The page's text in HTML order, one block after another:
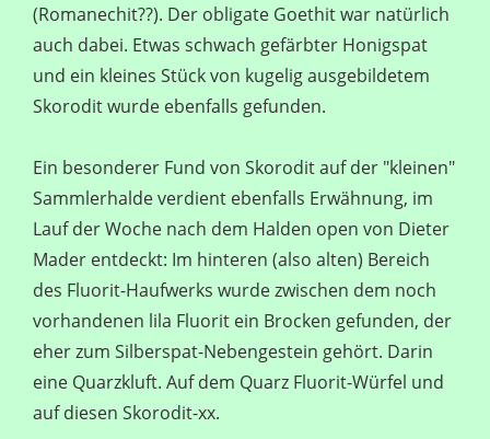
(Romanechit??). Der obligate Goethit war natürlich
auch dabei. Etwas schwach gefärbter Honigspat
und ein kleines Stück von kugelig ausgebildetem
Skorodit wurde ebenfalls gefunden.
Ein besonderer Fund von Skorodit auf der "kleinen"
Sammlerhalde verdient ebenfalls Erwähnung, im
Lauf der Woche nach dem Halden open von Dieter
Mader entdeckt: Im hinteren (also alten) Bereich
des Fluorit-Haufwerks wurde zwischen dem noch
vorhandenen lila Fluorit ein Brocken gefunden, der
eher zum Silberspat-Nebengestein gehört. Darin
eine Quarzkluft. Auf dem Quarz Fluorit-Würfel und
auf diesen Skorodit-xx.